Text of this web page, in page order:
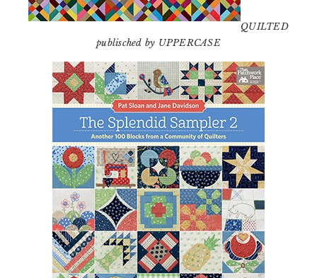
QUILTED
publisched by UPPERCASE